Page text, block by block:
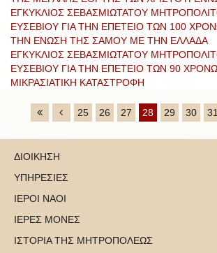
ΕΓΚΥΚΛΙΟΣ ΣΕΒΑΣΜΙΩΤΑΤΟΥ
ΕΥΣΕΒΙΟΥ ΓΙΑ ΤΗΝ ΕΠΕΤΕΙΟ ΤΩΝ 100
ΤΗΝ ΕΝΩΣΗ ΤΗΣ ΣΑΜΟΥ ΜΕ ΤΗΝ ΕΛΛΑΔΑ
ΕΓΚΥΚΛΙΟΣ ΣΕΒΑΣΜΙΩΤΑΤΟΥ
ΕΥΣΕΒΙΟΥ ΓΙΑ ΤΗΝ ΕΠΕΤΕΙΟ ΤΩΝ 90
ΜΙΚΡΑΣΙΑΤΙΚΗ ΚΑΤΑΣΤΡΟΦΗ
25 26 27 28 29 30 31
ΔΙΟΙΚΗΣΗ
ΥΠΗΡΕΣΙΕΣ
ΙΕΡΟΙ ΝΑΟΙ
ΙΕΡΕΣ ΜΟΝΕΣ
ΙΣΤΟΡΙΑ ΤΗΣ ΜΗΤΡΟΠΟΛΕΩΣ